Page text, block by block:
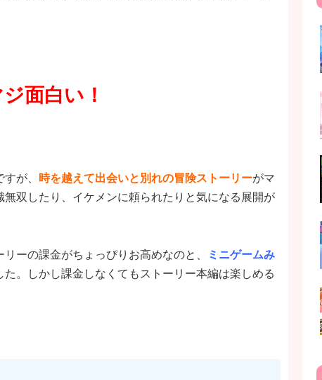
面白い！
が、 時を越えて出会いと別れの冒険ストーリーがマ
双したり、イケメンに頼られたりと気になる展開が
ーの課金がちょっぴりお高めなのと、
ミニゲームみ
た。しかし課金しなくてもストーリー本編は楽しめる